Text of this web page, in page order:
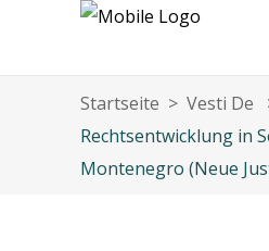
Startseite > Vesti De
Rechtsentwicklung in
Montenegro (Neue